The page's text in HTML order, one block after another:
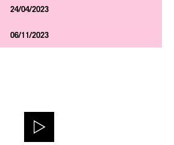
24/04/2023
06/11/2023